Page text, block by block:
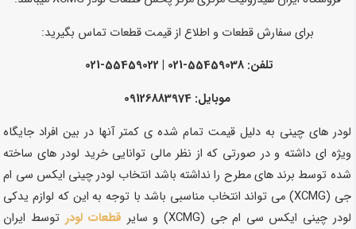
برای سفارش قطعات و اطلاع از قیمت قطعات تماس بگیرید:
تلفن: 55459038-021 | 55459022-021
موبایل: 09126883974
لودر های چینی به دلیل قیمت تمام شده ی کمتر آنها در بین افراد جایگاه
ویژه ای داشته و در صورتی که از نظر مالی توانایی خرید لودر های ساخته
شده توسط برند های مطرح را نداشته باشد انتخاب لودر چینی ایکس سی ام
جی (XCMG) می تواند انتخاب مناسبی باشد با توجه به این که لوازم یدکی
لودر چینی ایکس سی ام جی (XCMG) و سایر
قطعات لودر توسط ایران